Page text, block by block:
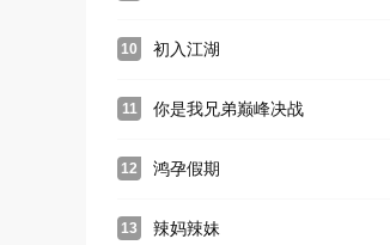
10 初入江湖
11 你是我兄弟巅峰决战
12 鸿孕假期
13 辣妈辣妹